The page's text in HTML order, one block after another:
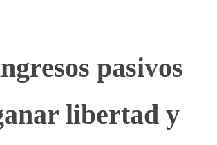
pasivos
libertad y